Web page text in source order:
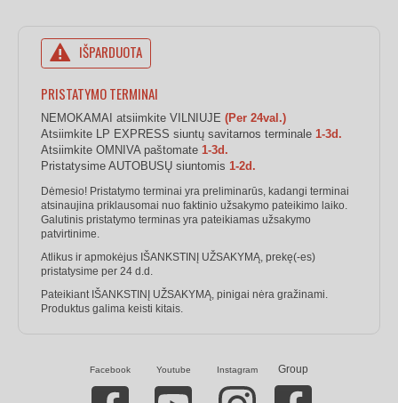
IŠPARDUOTA
PRISTATYMO TERMINAI
NEMOKAMAI atsiimkite VILNIUJE (Per 24val.)
Atsiimkite LP EXPRESS siuntų savitarnos terminale 1-3d.
Atsiimkite OMNIVA paštomate 1-3d.
Pristatysime AUTOBUSŲ siuntomis 1-2d.
Dėmesio! Pristatymo terminai yra preliminarūs, kadangi terminai
atsinaujina priklausomai nuo faktinio užsakymo pateikimo laiko.
Galutinis pristatymo terminas yra pateikiamas užsakymo
patvirtinime.
Atlikus ir apmokėjus IŠANKSTINĮ UŽSAKYMĄ, prekę(-es)
pristatysime per 24 d.d.
Pateikiant IŠANKSTINĮ UŽSAKYMĄ, pinigai nėra gražinami.
Produktus galima keisti kitais.
Facebook Youtube Instagram Group